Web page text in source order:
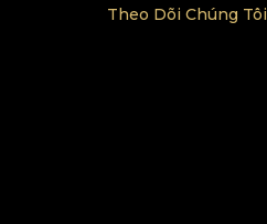
Theo Dõi Chúng Tôi